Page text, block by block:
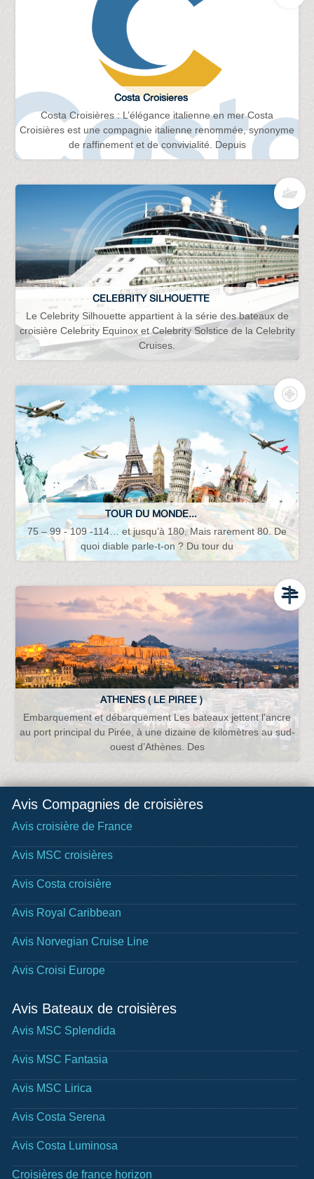
Costa Croisieres
Costa Croisières : L’élégance italienne en mer Costa
Croisières est une compagnie italienne renommée, synonyme
de raffinement et de convivialité. Depuis
CELEBRITY SILHOUETTE
Le Celebrity Silhouette appartient à la série des bateaux de
croisière Celebrity Equinox et Celebrity Solstice de la Celebrity
Cruises.
TOUR DU MONDE...
75 – 99 - 109 -114… et jusqu’à 180. Mais rarement 80. De
quoi diable parle-t-on ? Du tour du
ATHENES ( LE PIREE )
Embarquement et débarquement Les bateaux jettent l’ancre
au port principal du Pirée, à une dizaine de kilomètres au sud-
ouest d’Athènes. Des
Avis Compagnies de croisières
Avis croisière de France
Avis MSC croisières
Avis Costa croisière
Avis Royal Caribbean
Avis Norvegian Cruise Line
Avis Croisi Europe
Avis Bateaux de croisières
Avis MSC Splendida
Avis MSC Fantasia
Avis MSC Lirica
Avis Costa Serena
Avis Costa Luminosa
Croisières de france horizon